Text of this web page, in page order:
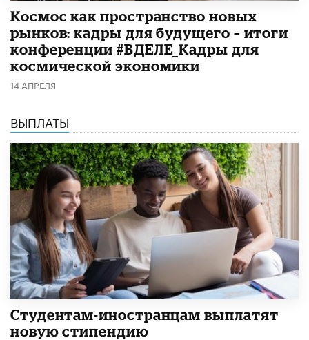
Космос как пространство новых
рынков: кадры для будущего – итоги
конференции #ВДЕЛЕ_Кадры для
космической экономики
14 АПРЕЛЯ
ВЫПЛАТЫ
Студентам-иностранцам выплатят
новую стипендию